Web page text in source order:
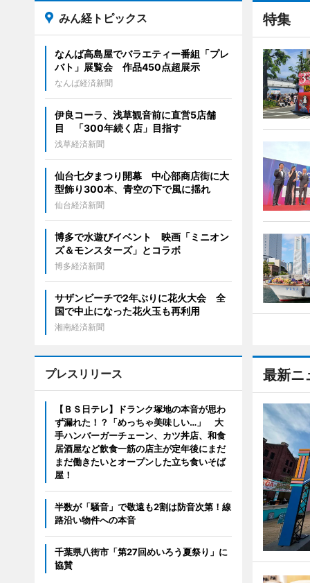
特集
最新ニ
みん経トピックス
なんば高島屋でバラエティー番組「プレ
バト」展覧会 作品450点超展示
なんば経済新聞
伊良コーラ、浅草観音前に直営5店舗
目 「300年続く店」目指す
浅草経済新聞
仙台七夕まつり開幕 中心部商店街に大
型飾り300本、青空の下で風に揺れ
仙台経済新聞
博多で水遊びイベント 映画「ミニオン
ズ＆モンスターズ」とコラボ
博多経済新聞
サザンビーチで2年ぶりに花火大会 全
国で中止になった花火玉も再利用
湘南経済新聞
プレスリリース
【ＢＳ日テレ】ドランク塚地の本音が思わ
ず漏れた！？「めっちゃ美味しい…」 大
手ハンバーガーチェーン、カツ丼店、和食
居酒屋など飲食一筋の店主が定年後にまだ
まだ働きたいとオープンした立ち食いそば
屋！
半数が「騒音」で敬遠も2割は防音次第！線
路沿い物件への本音
千葉県八街市「第27回めいろう夏祭り」に
協賛